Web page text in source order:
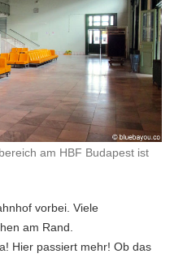
am HBF Budapest ist
vorbei. Viele
am Rand.
Hier passiert mehr! Ob das